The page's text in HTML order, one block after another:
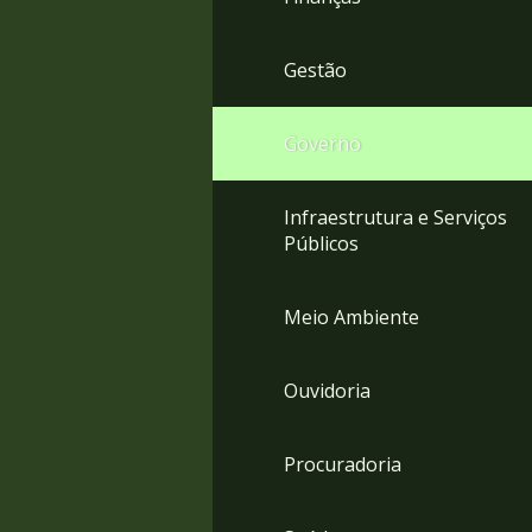
Gestão
Governo
Infraestrutura e Serviços
Públicos
Meio Ambiente
Ouvidoria
Procuradoria